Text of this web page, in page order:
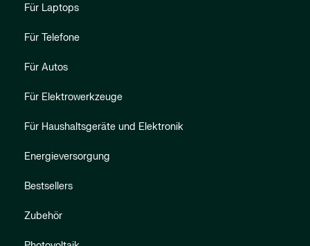
Für Laptops
Für Telefone
Für Autos
Für Elektrowerkzeuge
Für Haushaltsgeräte und Elektronik
Energieversorgung
Bestsellers
Zubehör